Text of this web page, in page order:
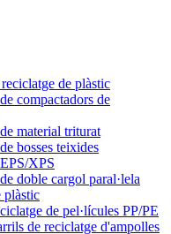
de plàstic
compactadors de
material triturat
bosses teixides
XPS
doble cargol paral·lela
plàstic
de pel·lícules PP/PE
de reciclatge d'ampolles